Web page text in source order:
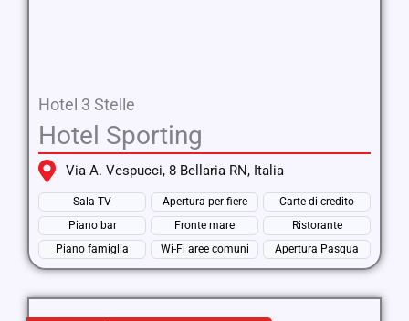
Hotel 3 Stelle
Hotel Sporting
Via A. Vespucci, 8 Bellaria RN, Italia
Sala TV Apertura per fiere
Carte di credito
Piano bar
Fronte mare
Ristorante
Piano famiglia
Wi-Fi aree comuni Apertura Pasqua